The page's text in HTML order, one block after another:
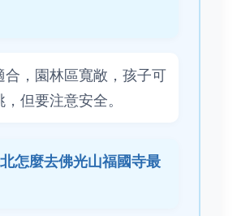
合，園林區寬敞，孩子可
，但要注意安全。
怎麼去佛光山福國寺最